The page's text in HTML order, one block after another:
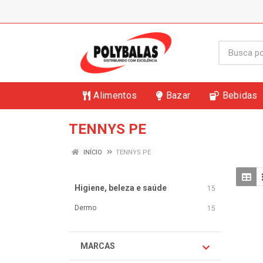
Alimentos Bazar Bebidas
TENNYS PE
INÍCIO TENNYS PE
Higiene, beleza e saúde 15
Dermo 15
MARCAS